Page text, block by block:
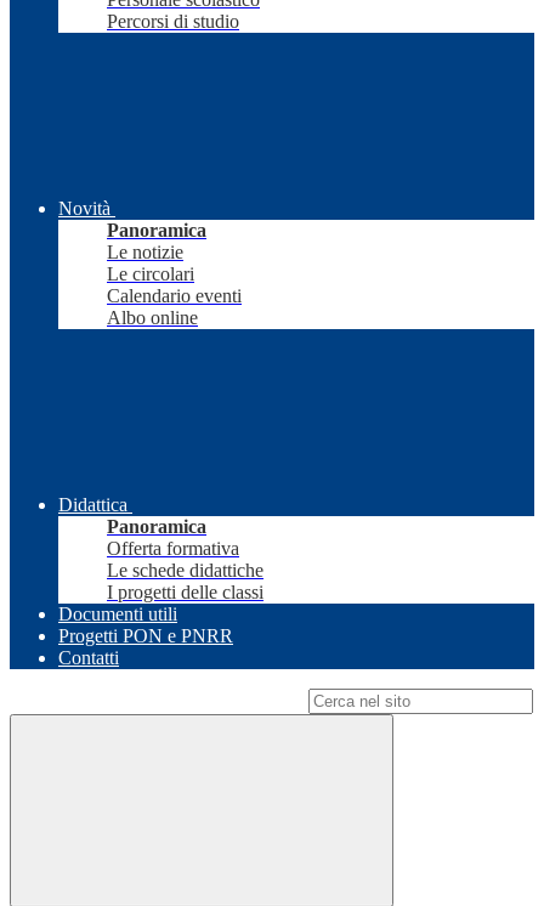
Percorsi di studio
Novità
Panoramica
Le notizie
Le circolari
Calendario eventi
Albo online
Didattica
Panoramica
Offerta formativa
Le schede didattiche
I progetti delle classi
Documenti utili
Progetti PON e PNRR
Contatti